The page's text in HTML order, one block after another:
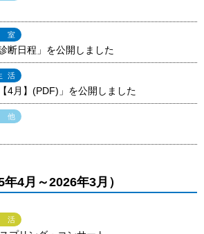
断日程」を公開しました
活
4月】(PDF)」を公開しました
4月～2026年3月）